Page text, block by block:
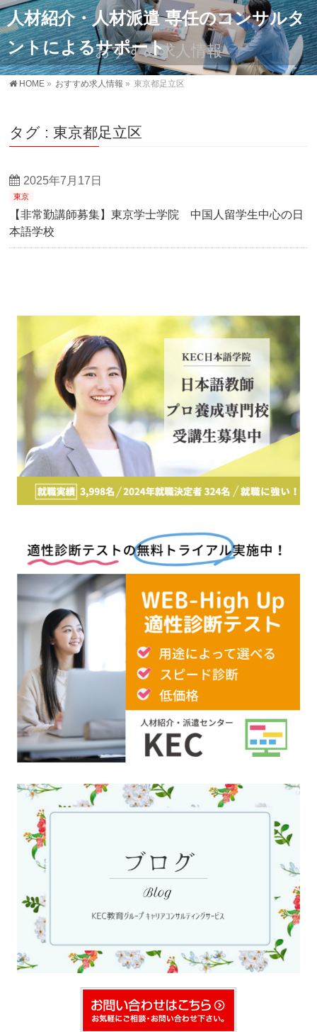
人材紹介・人材派遣 専任のコンサルタ
ントによるサポート
おすすめ求人情報
HOME » おすすめ求人情報 » 東京都足立区
タグ : 東京都足立区
2025年7月17日
東京
【非常勤講師募集】東京学士学院 中国人留学生中心の日
本語学校